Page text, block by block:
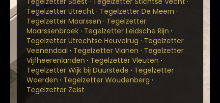
Tegelzetter Utrecht · Tegelzetter De Meern ·
Tegelzetter Maarssen · Tegelzetter
Maarssenbroek · Tegelzetter Leidsche Rijn ·
Tegelzetter Utrechtse Heuvelrug · Tegelzetter
Veenendaal · Tegelzetter Vianen · Tegelzetter
Vijfheerenlanden · Tegelzetter Vleuten ·
Tegelzetter Wijk bij Duurstede · Tegelzetter
Woerden · Tegelzetter Woudenberg ·
Tegelzetter Zeist